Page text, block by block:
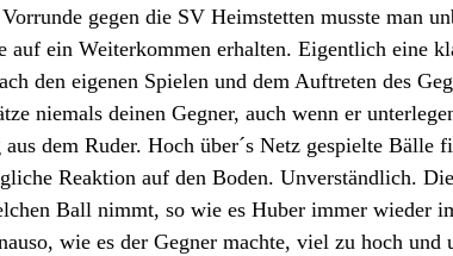
gegen die SV Heimstetten musste man
auf ein Weiterkommen erhalten. Eigentlich eine
den eigenen Spielen und dem Auftreten des
niemals deinen Gegner, auch wenn er
dem Ruder. Hoch über´s Netz gespielte Bälle
Reaktion auf den Boden. Unverständlich.
Ball nimmt, so wie es Huber immer wieder
wie es der Gegner machte, viel zu hoch und